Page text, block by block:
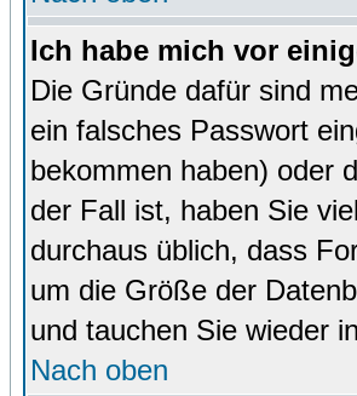
Ich habe mich vor
Die Gründe dafür sind
ein falsches Passwort
bekommen haben) oder
der Fall ist, haben Sie
durchaus üblich, dass
um die Größe der
und tauchen Sie wieder
Nach oben